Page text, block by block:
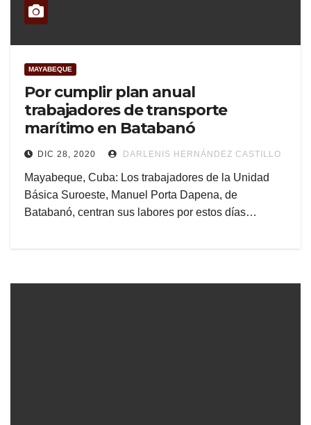
MAYABEQUE
Por cumplir plan anual
trabajadores de transporte
marítimo en Batabanó
DIC 28, 2020 DARLENIS HERNÁNDEZ CASTILLO
Mayabeque, Cuba: Los trabajadores de la Unidad
Básica Suroeste, Manuel Porta Dapena, de
Batabanó, centran sus labores por estos días…